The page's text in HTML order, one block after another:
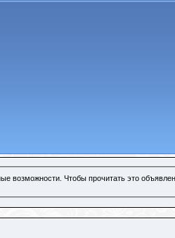
возможности. Чтобы прочитать это